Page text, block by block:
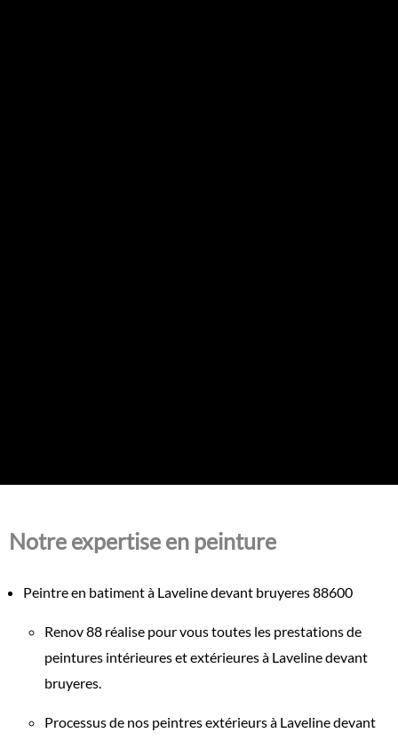
Notre expertise en peinture
Peintre en batiment à Laveline devant bruyeres 88600
Renov 88 réalise pour vous toutes les prestations de
peintures intérieures et extérieures à Laveline devant
bruyeres.
Processus de nos peintres extérieurs à Laveline devant